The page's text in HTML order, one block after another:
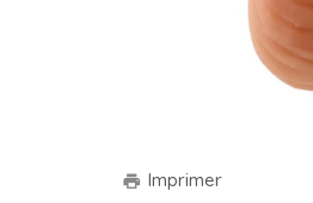
print Imprimer